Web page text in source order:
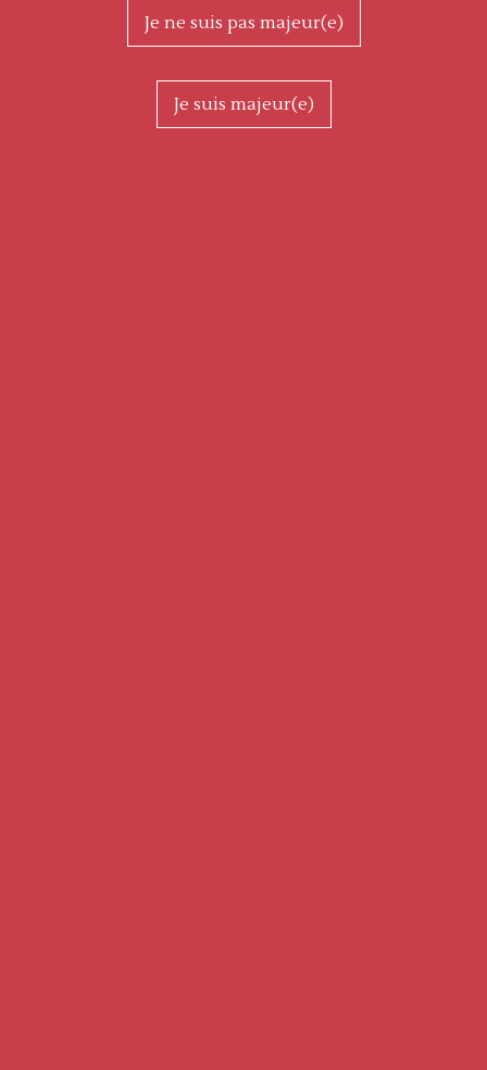
Je ne suis pas majeur(e)
Je suis majeur(e)